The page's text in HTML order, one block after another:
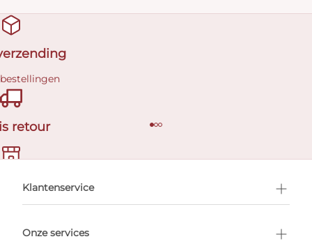
retour
afspraak
Klantenservice
Onze services